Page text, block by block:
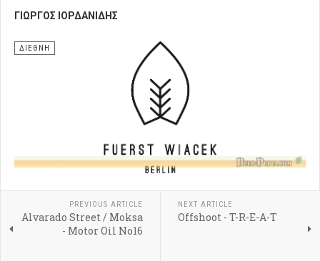
ΓΙΏΡΓΟΣ ΙΟΡΔΑΝΊΔΗΣ
ΔΙΕΘΝΗ
PREVIOUS ARTICLE
Alvarado Street / Moksa
- Motor Oil No16
NEXT ARTICLE
Offshoot - T-R-E-A-T